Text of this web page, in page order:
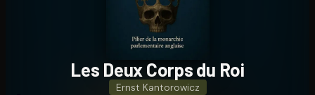
Les Deux Corps du Roi
Ernst Kantorowicz